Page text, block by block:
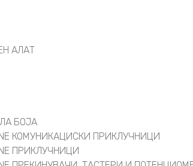
АЛАТ
БОЈА
КОМУНИКАЦИСКИ ПРИКЛУЧНИЦИ
ПРИКЛУЧНИЦИ